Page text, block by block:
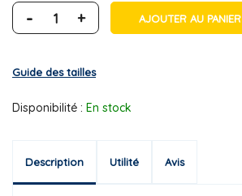
- + AJOUTER AU PANIER
Guide des tailles
Disponibilité : En stock
Description Utilité Avis